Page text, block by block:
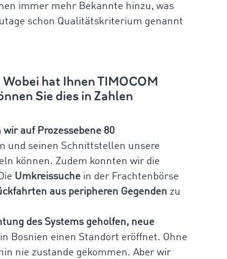
immer mehr Bekannte hinzu, was
schon Qualitätskriterium genannt
hat Ihnen TIMOCOM
Sie dies in Zahlen
wir auf Prozessebene 80
und seinen Schnittstellen unsere
können. Zudem konnten wir die
Umkreissuche in der Frachtenbörse
aus peripheren Gegenden zu
des Systems geholfen, neue
Bosnien einen Standort eröffnet. Ohne
nie zustande gekommen. Aber wir